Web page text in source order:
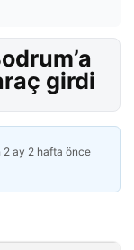
girdi
2 ay 2 hafta önce